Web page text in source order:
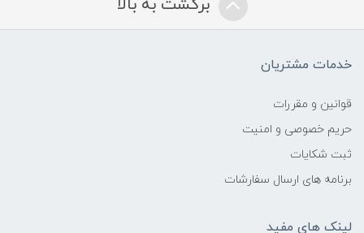
برگشت به بالا
خدمات مشتریان
قوانین و مقررات
حریم خصوصی و امنیت
ثبت شکایات
برنامه های ارسال سفارشات
لینک های مفید